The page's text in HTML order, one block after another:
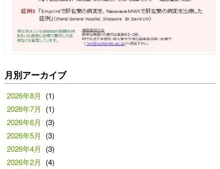
月別アーカイブ
2026年8月
(1)
2026年7月
(1)
2026年6月
(3)
2026年5月
(3)
2026年4月
(3)
2026年2月
(4)